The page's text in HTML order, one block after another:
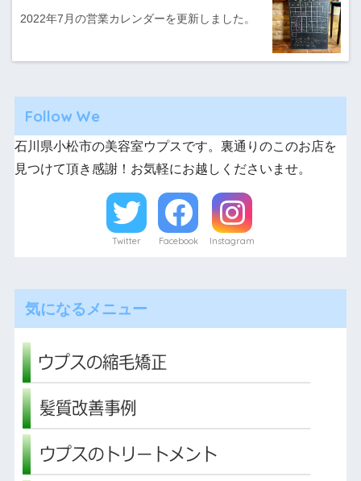
2022年7月の営業カレンダーを更新しました。
Follow We
石川県小松市の美容室ウプスです。裏通りのこのお店を
見つけて頂き感謝！お気軽にお越しくださいませ。
Twitter Facebook Instagram
気になるメニュー